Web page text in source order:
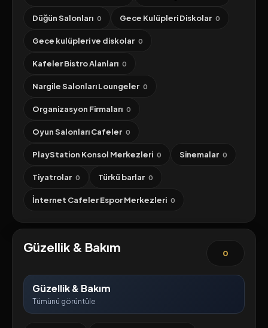
Düğün Salonları 0 Gece Kulüpleri Diskolar 0
Gece kulüpleri ve diskolar 0
Kafeler Bistro Alanları 0
Nargile Salonları Loungeler 0
Organizasyon Firmaları 0
Oyun Salonları Cafeler 0
PlayStation Konsol Merkezleri 0 Sinemalar 0
Tiyatrolar 0 Türkü barlar 0
İnternet Cafeler Espor Merkezleri 0
Güzellik & Bakım 0
Güzellik & Bakım
Tümünü görüntüle